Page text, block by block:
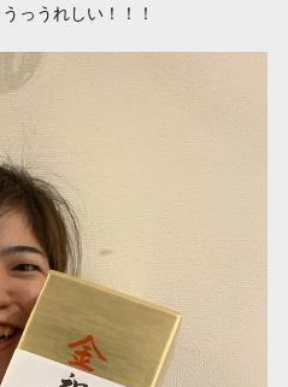
っうれしい！！！